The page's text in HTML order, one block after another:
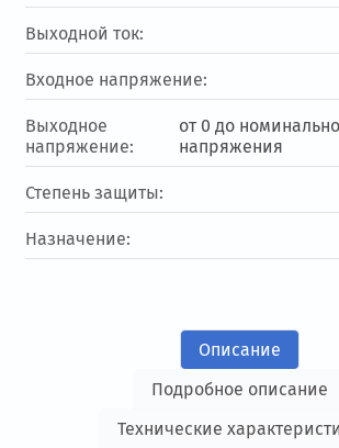
Выходной ток:
Входное напряжение:
Выходное
напряжение:
от 0 до
напряжения
Степень защиты:
Назначение:
Описание
Подробное описание
Технические